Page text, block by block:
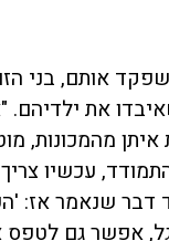
אותם, בני
את ילדיהם.
מהמכונות,
עכשיו
דבר שנאמר אז:
אפשר גם לטפס